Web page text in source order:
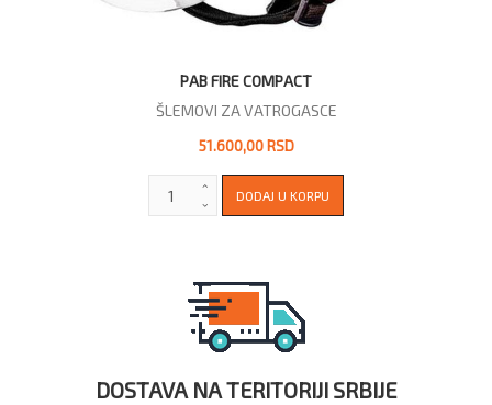
PAB FIRE COMPACT
ŠLEMOVI ZA VATROGASCE
51.600,00 RSD
DOSTAVA NA TERITORIJI SRBIJE